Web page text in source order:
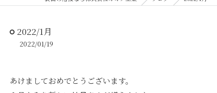
2022/1月
2022/01/19
あけましておめでとうございます。